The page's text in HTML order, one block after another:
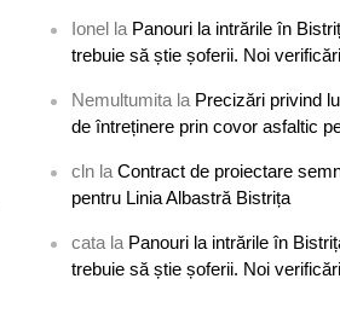
Ionel la Panouri la intrările în
trebuie să știe șoferii. Noi verificări
Nemultumita la Precizări privind
de întreținere prin covor asfaltic
cln laContract de proiectare
pentru Linia Albastră Bistrița
cata la Panouri la intrările în
trebuie să știe șoferii. Noi verificări